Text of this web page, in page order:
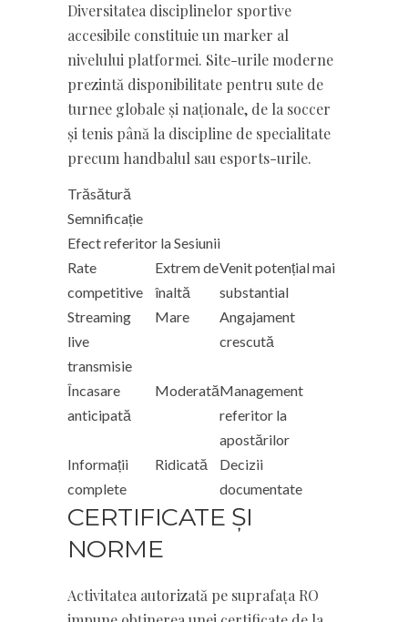
Diversitatea disciplinelor sportive
accesibile constituie un marker al
nivelului platformei. Site-urile moderne
prezintă disponibilitate pentru sute de
turnee globale și naționale, de la soccer
și tenis până la discipline de specialitate
precum handbalul sau esports-urile.
Trăsătură
Semnificație
Efect referitor la Sesiunii
Rate
competitive
Extrem de
înaltă
Venit potențial mai
substantial
Streaming
live
transmisie
Mare
Angajament
crescută
Încasare
anticipată
ModeratăManagement
referitor la
apostărilor
Informații
complete
Ridicată
Decizii
documentate
CERTIFICATE ȘI
NORME
Activitatea autorizată pe suprafața RO